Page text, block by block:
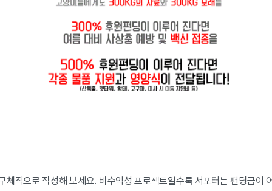
체적으로 작성해 보세요. 비수익성 프로젝트일수록 서포터는 펀딩금이